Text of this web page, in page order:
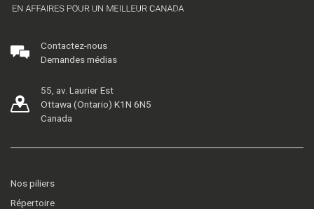
Contactez-nous
Demandes médias
55, av. Laurier Est
Ottawa (Ontario) K1N 6N5
Canada
Nos piliers
Répertoire